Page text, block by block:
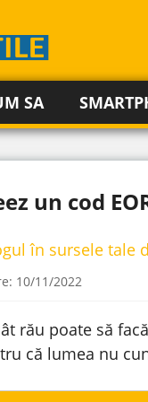
SA
un cod
în sursele tale
10/11/2022
rău poate să
că lumea nu